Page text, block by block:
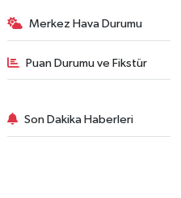
Merkez Hava Durumu
Puan Durumu ve Fikstür
Son Dakika Haberleri